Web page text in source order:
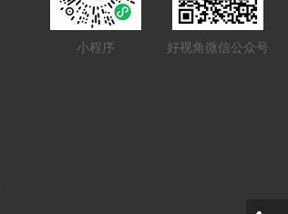
小程序 好视角微信公众号